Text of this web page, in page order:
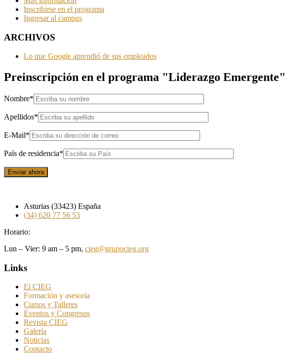
Inscribirse en el programa
Ingresar al campus
ARCHIVOS
Lo que Google aprendió de sus empleados
Preinscripción en el programa "Liderazgo Emergente"
Nombre*
Apellidos*
E-Mail*
País de residencia*
Enviar ahora
Asturias (33423) España
(34) 620 77 56 53
Horario:
Lun – Vier: 9 am – 5 pm, cieg@grupocieg.org
Links
El CIEG
Formación y asesoría
Cursos y Talleres
Eventos y Congresos
Revista CIEG
Galería
Noticias
Contacto